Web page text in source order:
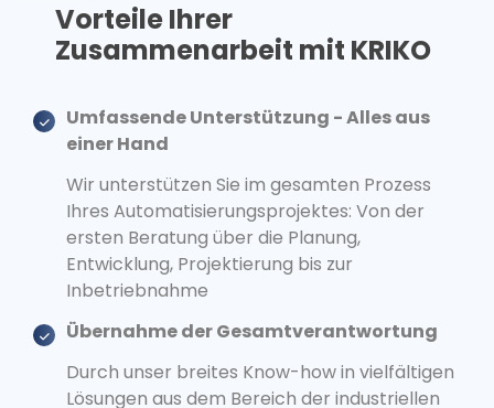
Vorteile Ihrer
Zusammenarbeit mit KRIKO
Umfassende Unterstützung - Alles aus
einer Hand
Wir unterstützen Sie im gesamten Prozess
Ihres Automatisierungsprojektes: Von der
ersten Beratung über die Planung,
Entwicklung, Projektierung bis zur
Inbetriebnahme
Übernahme der Gesamtverantwortung
Durch unser breites Know-how in vielfältigen
Lösungen aus dem Bereich der industriellen